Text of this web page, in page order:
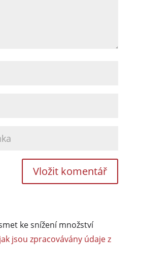
ke snížení množství
jsou zpracovávány údaje z